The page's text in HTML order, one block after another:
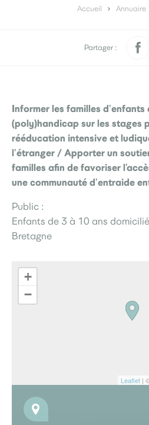
La
Rendez-vous papiers
Menus scolaires
Accueil Annuaire
Partager :
Informer les familles
(poly)handicap sur les stages
rééducation intensive et
l’étranger / Apporter un
familles afin de favoriser
une communauté d’entraide
Public :
Enfants de 3 à 10 ans
Bretagne
+
−
Leaflet|